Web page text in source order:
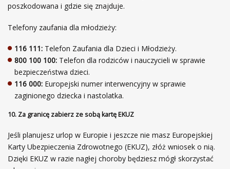
poszkodowana i gdzie się znajduje.
Telefony zaufania dla młodzieży:
116 111: Telefon Zaufania dla Dzieci i Młodzieży.
800 100 100: Telefon dla rodziców i nauczycieli w sprawie
bezpieczeństwa dzieci.
116 000: Europejski numer interwencyjny w sprawie
zaginionego dziecka i nastolatka.
10. Za granicę zabierz ze sobą kartę EKUZ
Jeśli planujesz urlop w Europie i jeszcze nie masz Europejskiej
Karty Ubezpieczenia Zdrowotnego (EKUZ), złóż wniosek o nią.
Dzięki EKUZ w razie nagłej choroby będziesz mógł skorzystać